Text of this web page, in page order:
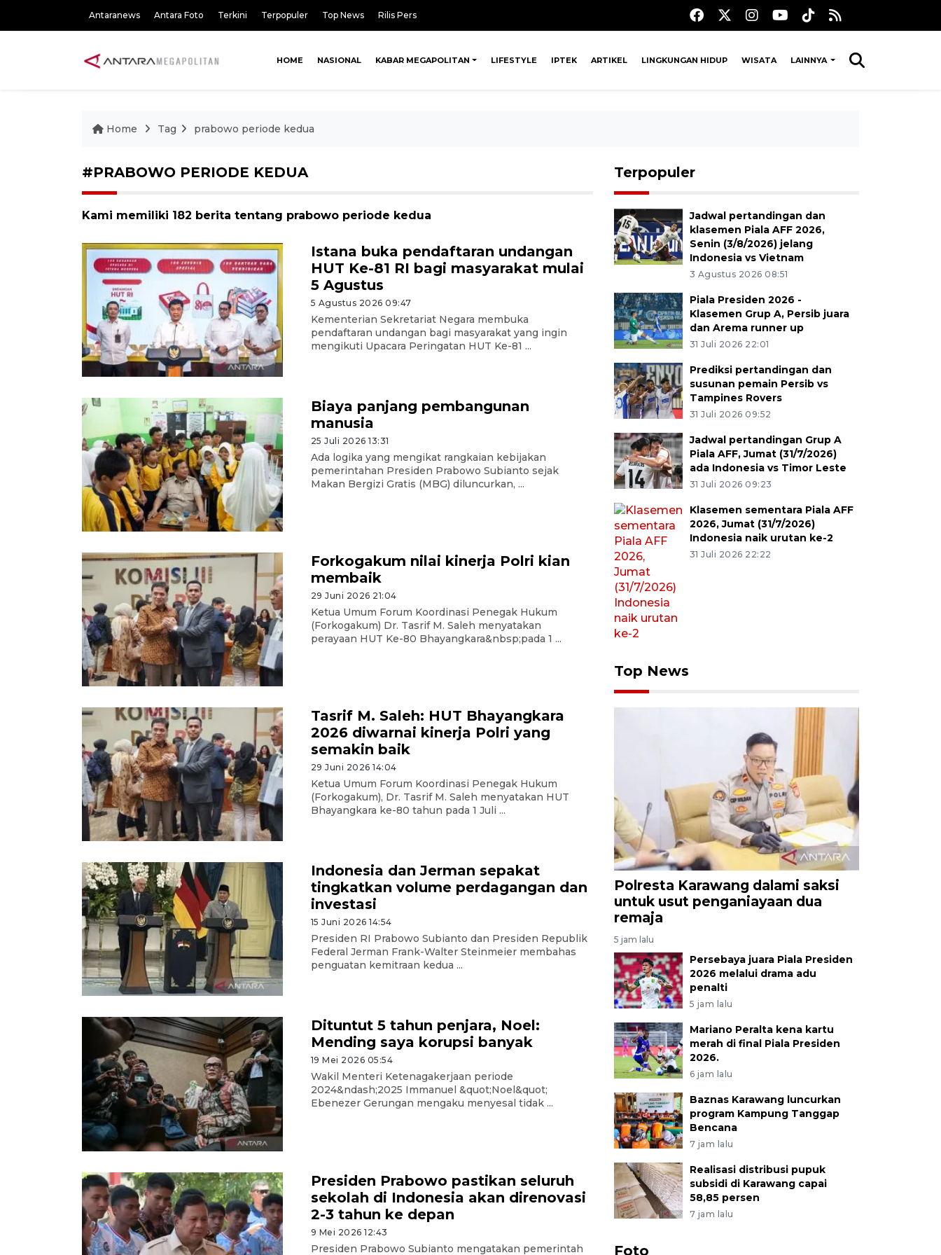
Antaranews Antara Foto Terkini Terpopuler Top News Rilis Pers
HOME NASIONAL KABAR MEGAPOLITAN LIFESTYLE IPTEK ARTIKEL LINGKUNGAN HIDUP WISATA LAINNYA
Home Tag prabowo periode kedua
#PRABOWO PERIODE KEDUA
Kami memiliki 182 berita tentang prabowo periode kedua
Istana buka pendaftaran undangan
HUT Ke-81 RI bagi masyarakat mulai
5 Agustus
5 Agustus 2026 09:47
Kementerian Sekretariat Negara membuka
pendaftaran undangan bagi masyarakat yang ingin
mengikuti Upacara Peringatan HUT Ke-81 ...
Biaya panjang pembangunan
manusia
25 Juli 2026 13:31
Ada logika yang mengikat rangkaian kebijakan
pemerintahan Presiden Prabowo Subianto sejak
Makan Bergizi Gratis (MBG) diluncurkan, ...
Forkogakum nilai kinerja Polri kian
membaik
29 Juni 2026 21:04
Ketua Umum Forum Koordinasi Penegak Hukum
(Forkogakum) Dr. Tasrif M. Saleh menyatakan
perayaan HUT Ke-80 Bhayangkara&nbsp;pada 1 ...
Tasrif M. Saleh: HUT Bhayangkara
2026 diwarnai kinerja Polri yang
semakin baik
29 Juni 2026 14:04
Ketua Umum Forum Koordinasi Penegak Hukum
(Forkogakum), Dr. Tasrif M. Saleh menyatakan HUT
Bhayangkara ke-80 tahun pada 1 Juli ...
Indonesia dan Jerman sepakat
tingkatkan volume perdagangan dan
investasi
15 Juni 2026 14:54
Presiden RI Prabowo Subianto dan Presiden Republik
Federal Jerman Frank-Walter Steinmeier membahas
penguatan kemitraan kedua ...
Dituntut 5 tahun penjara, Noel:
Mending saya korupsi banyak
19 Mei 2026 05:54
Wakil Menteri Ketenagakerjaan periode
2024&ndash;2025 Immanuel &quot;Noel&quot;
Ebenezer Gerungan mengaku menyesal tidak ...
Presiden Prabowo pastikan seluruh
sekolah di Indonesia akan direnovasi
2-3 tahun ke depan
9 Mei 2026 12:43
Presiden Prabowo Subianto mengatakan pemerintah
Terpopuler
Jadwal pertandingan dan
klasemen Piala AFF 2026,
Senin (3/8/2026) jelang
Indonesia vs Vietnam
3 Agustus 2026 08:51
Piala Presiden 2026 -
Klasemen Grup A, Persib juara
dan Arema runner up
31 Juli 2026 22:01
Prediksi pertandingan dan
susunan pemain Persib vs
Tampines Rovers
31 Juli 2026 09:52
Jadwal pertandingan Grup A
Piala AFF, Jumat (31/7/2026)
ada Indonesia vs Timor Leste
31 Juli 2026 09:23
Klasemen sementara Piala AFF
2026, Jumat (31/7/2026)
Indonesia naik urutan ke-2
31 Juli 2026 22:22
Top News
Polresta Karawang dalami saksi
untuk usut penganiayaan dua
remaja
5 jam lalu
Persebaya juara Piala Presiden
2026 melalui drama adu
penalti
5 jam lalu
Mariano Peralta kena kartu
merah di final Piala Presiden
2026.
6 jam lalu
Baznas Karawang luncurkan
program Kampung Tanggap
Bencana
7 jam lalu
Realisasi distribusi pupuk
subsidi di Karawang capai
58,85 persen
7 jam lalu
Foto